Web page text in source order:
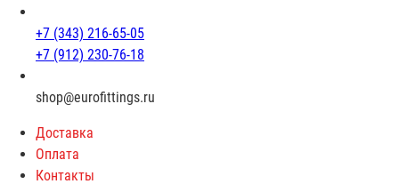
+7 (343) 216-65-05
+7 (912) 230-76-18
shop@eurofittings.ru
Доставка
Оплата
Контакты